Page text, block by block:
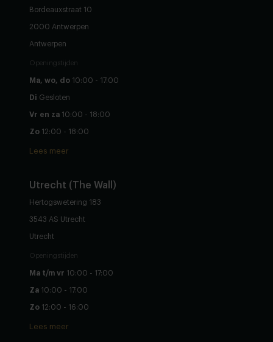
Bordeauxstraat 10
2000 Antwerpen
Antwerpen
Openingstijden
Ma, wo, do 10:00 - 17:00
Di Gesloten
Vr en za 10:00 - 18:00
Zo 12:00 - 18:00
Lees meer
Utrecht (The Wall)
Hertogswetering 183
3543 AS Utrecht
Utrecht
Openingstijden
Ma t/m vr 10:00 - 17:00
Za 10:00 - 17:00
Zo 12:00 - 16:00
Lees meer